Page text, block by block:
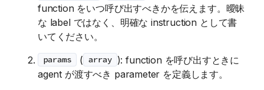
function をいつ呼び出すべきかを伝えます。曖昧
な label ではなく、明確な instruction として書
いてください。
params ( array ): function を呼び出すときに
agent が渡すべき parameter を定義します。